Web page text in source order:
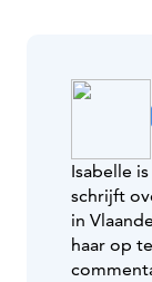
Isabelle
schrijft
in
haar op